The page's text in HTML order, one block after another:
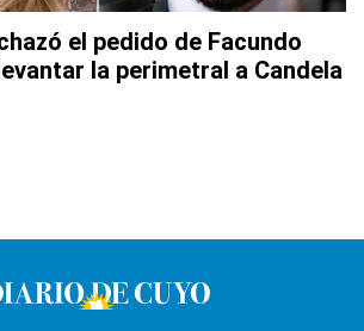
el pedido de Facundo
la perimetral a Candela